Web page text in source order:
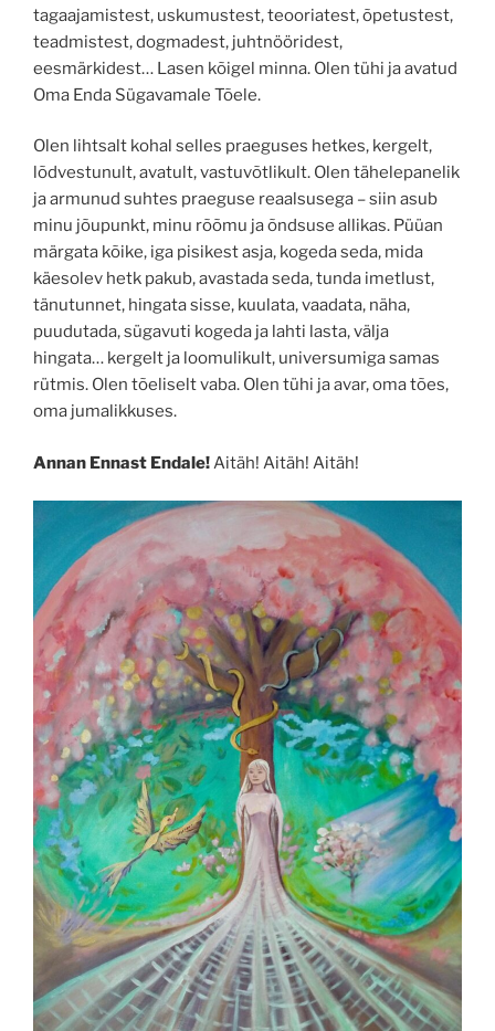
tagaajamistest, uskumustest, teooriatest, õpetustest,
teadmistest, dogmadest, juhtnööridest,
eesmärkidest… Lasen kõigel minna. Olen tühi ja avatud
Oma Enda Sügavamale Tõele.
Olen lihtsalt kohal selles praeguses hetkes, kergelt,
lõdvestunult, avatult, vastuvõtlikult. Olen tähelepanelik
ja armunud suhtes praeguse reaalsusega – siin asub
minu jõupunkt, minu rõõmu ja õndsuse allikas. Püüan
märgata kõike, iga pisikest asja, kogeda seda, mida
käesolev hetk pakub, avastada seda, tunda imetlust,
tänutunnet, hingata sisse, kuulata, vaadata, näha,
puudutada, sügavuti kogeda ja lahti lasta, välja
hingata… kergelt ja loomulikult, universumiga samas
rütmis. Olen tõeliselt vaba. Olen tühi ja avar, oma tões,
oma jumalikkuses.
Annan Ennast Endale!Aitäh! Aitäh! Aitäh!